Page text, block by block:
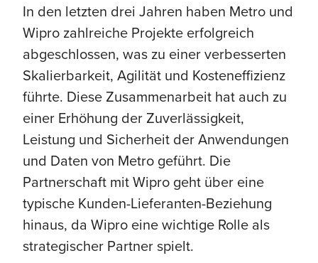
In den letzten drei Jahren haben Metro und
Wipro zahlreiche Projekte erfolgreich
abgeschlossen, was zu einer verbesserten
Skalierbarkeit, Agilität und Kosteneffizienz
führte. Diese Zusammenarbeit hat auch zu
einer Erhöhung der Zuverlässigkeit,
Leistung und Sicherheit der Anwendungen
und Daten von Metro geführt. Die
Partnerschaft mit Wipro geht über eine
typische Kunden-Lieferanten-Beziehung
hinaus, da Wipro eine wichtige Rolle als
strategischer Partner spielt.